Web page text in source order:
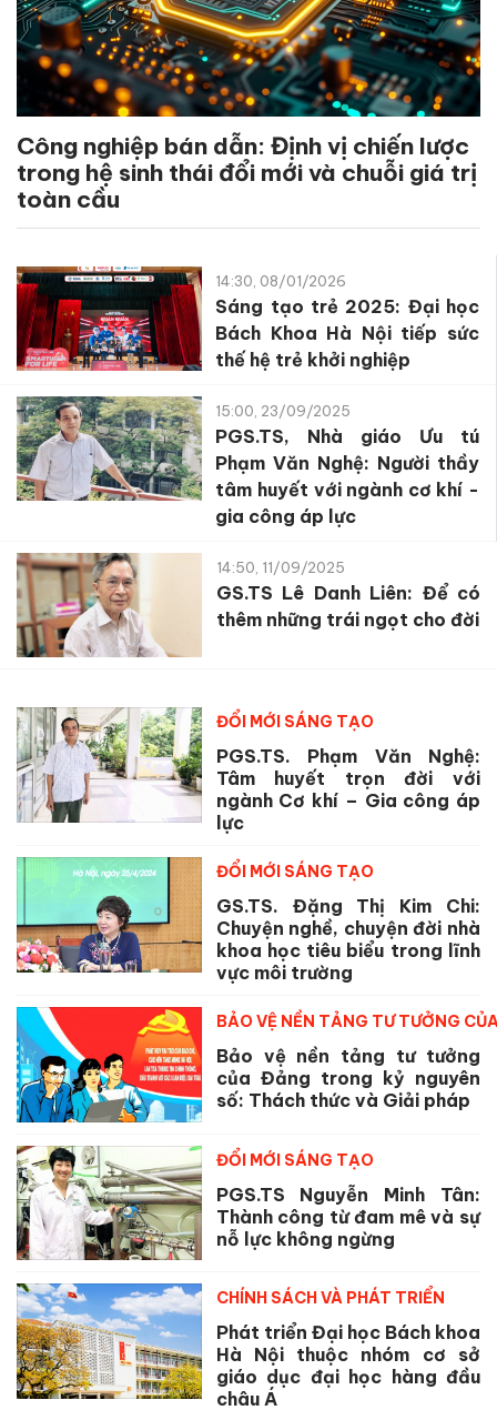
Công nghiệp bán dẫn: Định vị chiến lược
trong hệ sinh thái đổi mới và chuỗi giá trị
toàn cầu
14:30, 08/01/2026
Sáng tạo trẻ 2025: Đại học
Bách Khoa Hà Nội tiếp sức
thế hệ trẻ khởi nghiệp
15:00, 23/09/2025
PGS.TS, Nhà giáo Ưu tú
Phạm Văn Nghệ: Người thầy
tâm huyết với ngành cơ khí -
gia công áp lực
14:50, 11/09/2025
GS.TS Lê Danh Liên: Để có
thêm những trái ngọt cho đời
ĐỔI MỚI SÁNG TẠO
PGS.TS. Phạm Văn Nghệ:
Tâm huyết trọn đời với
ngành Cơ khí – Gia công áp
lực
ĐỔI MỚI SÁNG TẠO
GS.TS. Đặng Thị Kim Chi:
Chuyện nghề, chuyện đời nhà
khoa học tiêu biểu trong lĩnh
vực môi trường
BẢO VỆ NỀN TẢNG TƯ TƯỞNG
Bảo vệ nền tảng tư tưởng
của Đảng trong kỷ nguyên
số: Thách thức và Giải pháp
ĐỔI MỚI SÁNG TẠO
PGS.TS Nguyễn Minh Tân:
Thành công từ đam mê và sự
nỗ lực không ngừng
CHÍNH SÁCH VÀ PHÁT TRIỂN
Phát triển Đại học Bách khoa
Hà Nội thuộc nhóm cơ sở
giáo dục đại học hàng đầu
châu Á